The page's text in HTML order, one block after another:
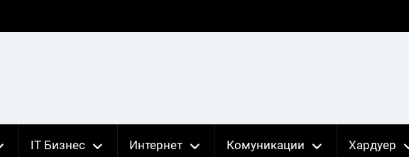
IT Бизнес Интернет Комуникации Хардуер